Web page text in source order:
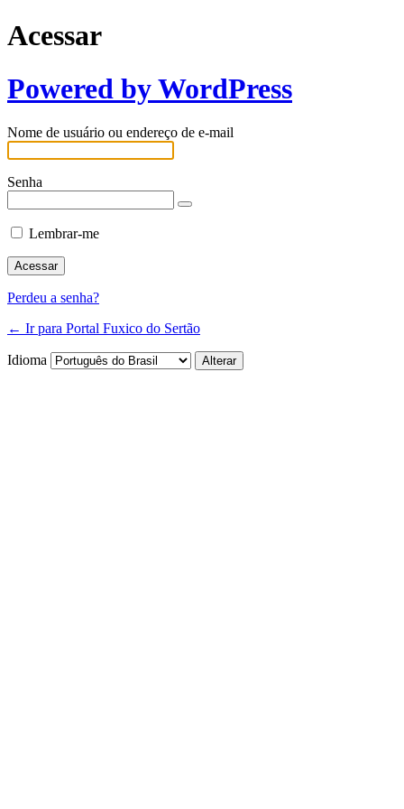
Acessar
Powered by WordPress
Nome de usuário ou endereço de e-mail
Senha
Lembrar-me
Perdeu a senha?
← Ir para Portal Fuxico do Sertão
Idioma